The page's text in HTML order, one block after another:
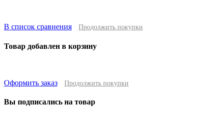
В список сравнения Продолжить покупки
Товар добавлен в корзину
Оформить заказ Продолжить покупки
Вы подписались на товар